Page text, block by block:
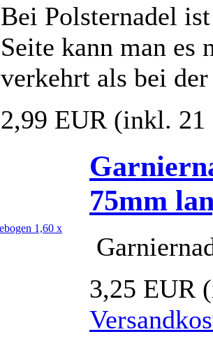
Bei Polsternadel
Seite kann man es
verkehrt als bei
2,99 EUR (inkl.
75mm
3,25 EUR